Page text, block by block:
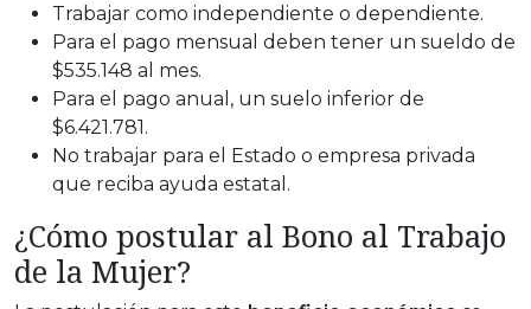
Trabajar como independiente o dependiente.
Para el pago mensual deben tener un sueldo de
$535.148 al mes.
Para el pago anual, un suelo inferior de
$6.421.781.
No trabajar para el Estado o empresa privada
que reciba ayuda estatal.
¿Cómo postular al Bono al Trabajo
de la Mujer?